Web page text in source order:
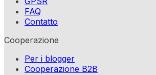
FAQ
Contatto
Cooperazione
Per i blogger
Cooperazione B2B